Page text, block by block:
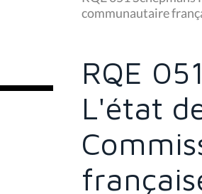
s
ê
communautaire
RQE
L'état